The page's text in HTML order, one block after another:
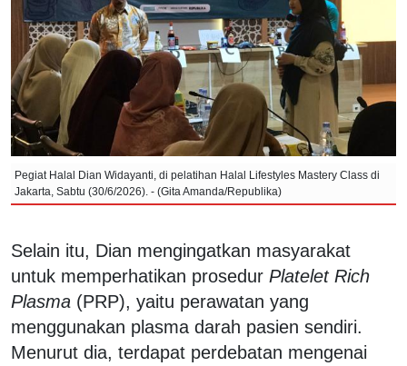
Pegiat Halal Dian Widayanti, di pelatihan Halal Lifestyles Mastery Class di
Jakarta, Sabtu (30/6/2026). - (Gita Amanda/Republika)
Selain itu, Dian mengingatkan masyarakat
untuk memperhatikan prosedur Platelet Rich
Plasma (PRP), yaitu perawatan yang
menggunakan plasma darah pasien sendiri.
Menurut dia, terdapat perdebatan mengenai